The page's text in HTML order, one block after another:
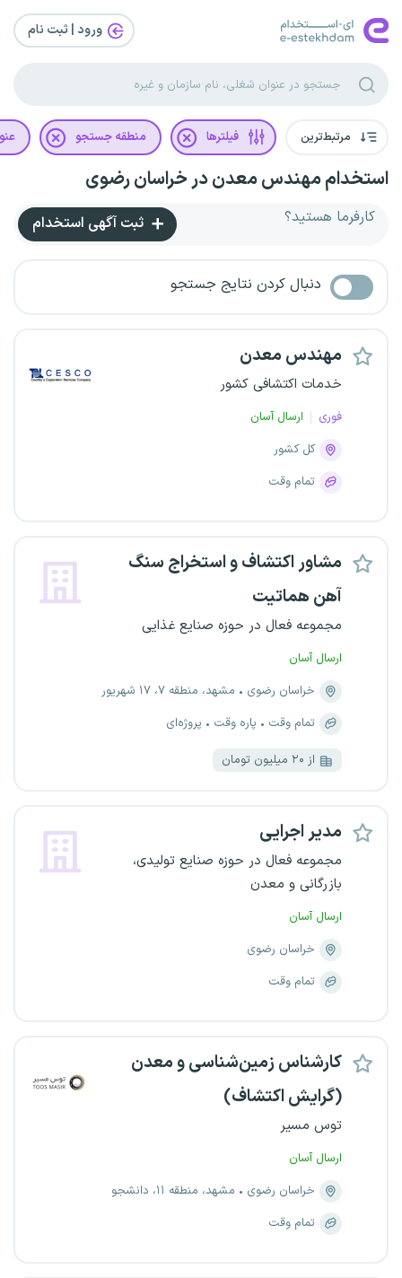
ورود | ثبت‌ نام
مرتبط‌ترین فیلترها منطقه جستجو
استخدام مهندس معدن در خراسان رضوی
کارفرما هستید؟ ثبت آگهی استخدام
دنبال کردن نتایج جستجو
مهندس معدن
خدمات اکتشافی کشور
فوری
ارسال آسان
کل کشور
تمام وقت
مشاور اکتشاف و استخراج سنگ
آهن هماتیت
مجموعه فعال در حوزه صنایع غذایی
ارسال آسان
خراسان رضوی
مشهد، منطقه ۷، ۱۷ شهریور
تمام وقت
پاره وقت پروژه‌ای
از ۲۰ میلیون تومان
مدیر اجرایی
مجموعه فعال در حوزه صنایع تولیدی،
بازرگانی و معدن
ارسال آسان
خراسان رضوی
تمام وقت
کارشناس زمین‌شناسی و معدن
(گرایش اکتشاف)
توس مسیر
ارسال آسان
خراسان رضوی
مشهد، منطقه ۱۱، دانشجو
تمام وقت